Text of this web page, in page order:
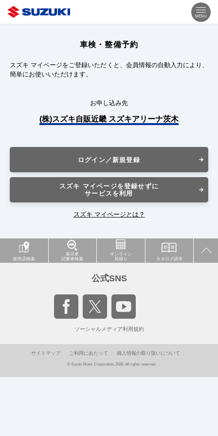
MENU
車検・整備予約
スズキ マイページをご登録いただくと、会員情報の自動入力により、
簡単にお使いいただけます。
お申し込み先
(株)スズキ自販近畿 スズキアリーナ茨木
ログイン／新規登録
スズキ マイページを登録せずに
サービスを利用
スズキ マイページとは？
販売店検索
展示車
試乗車検索
オンライン
見積り
カタログ請求
公式SNS
ソーシャルメディア利用規約
サイトマップ ご利用にあたって 個人情報の取り扱いについて
© Suzuki Motor Corporation, 2026. All rights reserved.